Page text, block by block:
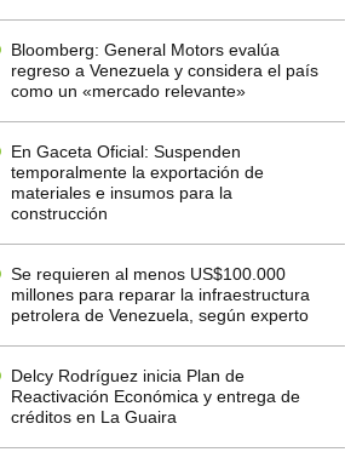
Bloomberg: General Motors evalúa
regreso a Venezuela y considera el país
como un «mercado relevante»
En Gaceta Oficial: Suspenden
temporalmente la exportación de
materiales e insumos para la
construcción
Se requieren al menos US$100.000
millones para reparar la infraestructura
petrolera de Venezuela, según experto
Delcy Rodríguez inicia Plan de
Reactivación Económica y entrega de
créditos en La Guaira